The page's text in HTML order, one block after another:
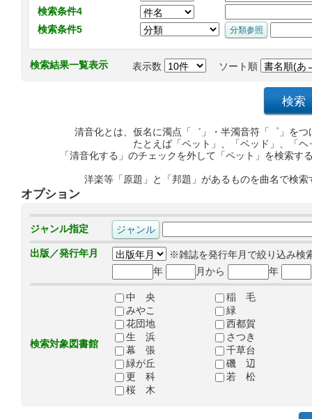
検索条件4
検索条件5
検索結果一覧表示 表示数 ソート順
清音化とは、仮名に濁点「゛」・半濁音符「゜」を
たとえば「ペット」、「ベッド」、「
「清音化する」のチェックを外して「ペット」を検索
洋楽等「原題」と「邦題」があるものを曲名で検
オプション
ジャンル指定
出版／発行年月
※雑誌を発行年月で絞り込み検
年
月から 年
検索対象図書館
中 央
稲 毛
みやこ
緑
花団地
西都賀
生 浜
さつき
幕 張
千草台
緑が丘
磯 辺
更 科
若 松
桜 木